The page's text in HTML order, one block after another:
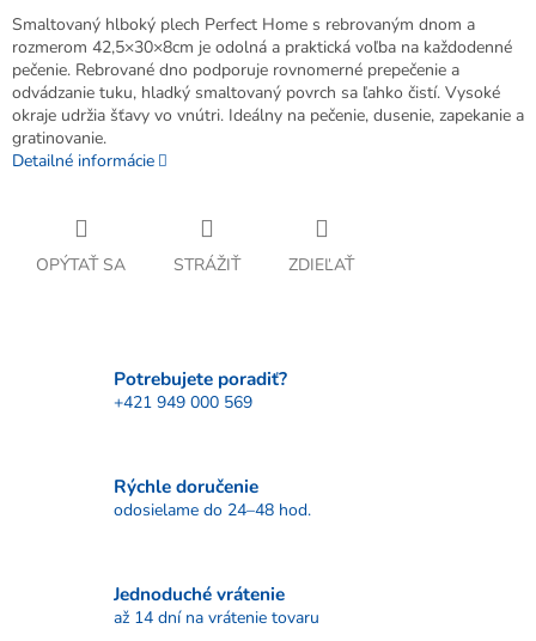
Smaltovaný hlboký plech Perfect Home s rebrovaným dnom a
rozmerom 42,5×30×8cm je odolná a praktická voľba na každodenné
pečenie. Rebrované dno podporuje rovnomerné prepečenie a
odvádzanie tuku, hladký smaltovaný povrch sa ľahko čistí. Vysoké
okraje udržia šťavy vo vnútri. Ideálny na pečenie, dusenie, zapekanie a
gratinovanie.
Detailné informácie
OPÝTAŤ SA STRÁŽIŤ ZDIEĽAŤ
Potrebujete poradiť?
+421 949 000 569
Rýchle doručenie
odosielame do 24–48 hod.
Jednoduché vrátenie
až 14 dní na vrátenie tovaru